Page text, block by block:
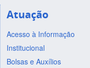
Atuação
Acesso à Informação
Institucional
Bolsas e Auxílios